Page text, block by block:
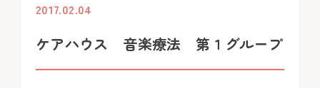
2017.02.04
ケアハウス 音楽療法 第１グループ